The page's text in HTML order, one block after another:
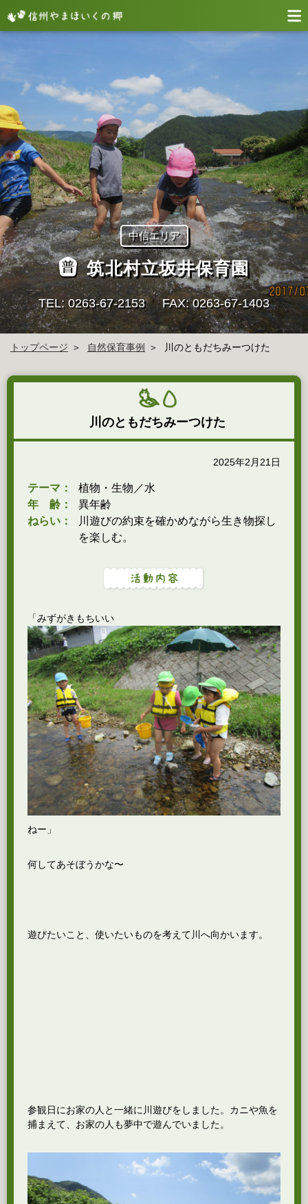
中信エリア
筑北村立坂井保育園
TEL: 0263-67-2153 FAX: 0263-67-1403
トップページ 自然保育事例 川のともだちみーつけた
川のともだちみーつけた
2025年2月21日
テーマ：
植物・生物／水
年 齢：
異年齢
ねらい：
川遊びの約束を確かめながら生き物探し
を楽しむ。
「みずがきもちいい
ねー」
何してあそぼうかな〜
遊びたいこと、使いたいものを考えて川へ向かいます。
参観日にお家の人と一緒に川遊びをしました。カニや魚を
捕まえて、お家の人も夢中で遊んでいました。